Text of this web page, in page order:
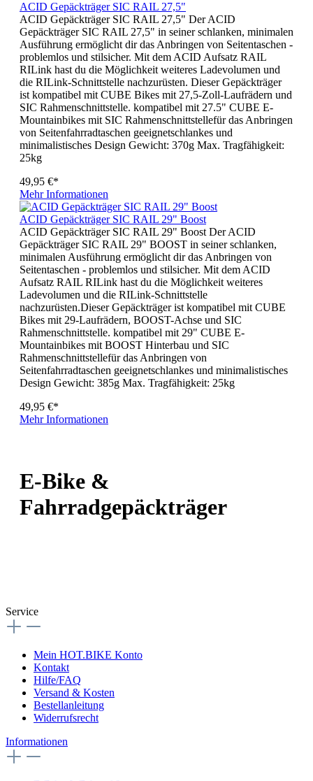
ACID Gepäckträger SIC RAIL 27,5"
ACID Gepäckträger SIC RAIL 27,5" Der ACID
Gepäckträger SIC RAIL 27,5" in seiner schlanken, minimalen
Ausführung ermöglicht dir das Anbringen von Seitentaschen -
problemlos und stilsicher. Mit dem ACID Aufsatz RAIL
RILink hast du die Möglichkeit weiteres Ladevolumen und
die RILink-Schnittstelle nachzurüsten. Dieser Gepäckträger
ist kompatibel mit CUBE Bikes mit 27,5-Zoll-Laufrädern und
SIC Rahmenschnittstelle. kompatibel mit 27.5" CUBE E-
Mountainbikes mit SIC Rahmenschnittstellefür das Anbringen
von Seitenfahrradtaschen geeignetschlankes und
minimalistisches Design Gewicht: 370g Max. Tragfähigkeit:
25kg
49,95 €*
Mehr Informationen
ACID Gepäckträger SIC RAIL 29" Boost
ACID Gepäckträger SIC RAIL 29" Boost Der ACID
Gepäckträger SIC RAIL 29" BOOST in seiner schlanken,
minimalen Ausführung ermöglicht dir das Anbringen von
Seitentaschen - problemlos und stilsicher. Mit dem ACID
Aufsatz RAIL RILink hast du die Möglichkeit weiteres
Ladevolumen und die RILink-Schnittstelle
nachzurüsten.Dieser Gepäckträger ist kompatibel mit CUBE
Bikes mit 29-Laufrädern, BOOST-Achse und SIC
Rahmenschnittstelle. kompatibel mit 29" CUBE E-
Mountainbikes mit BOOST Hinterbau und SIC
Rahmenschnittstellefür das Anbringen von
Seitenfahrradtaschen geeignetschlankes und minimalistisches
Design Gewicht: 385g Max. Tragfähigkeit: 25kg
49,95 €*
Mehr Informationen
E-Bike &
Fahrradgepäckträger
Service
Mein HOT.BIKE Konto
Kontakt
Hilfe/FAQ
Versand & Kosten
Bestellanleitung
Widerrufsrecht
Informationen